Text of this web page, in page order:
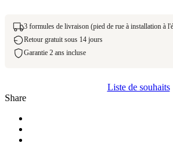
3 formules de livraison (pied de rue à installation à
Retour gratuit sous 14 jours
Garantie 2 ans incluse
Liste de souhaits
Share